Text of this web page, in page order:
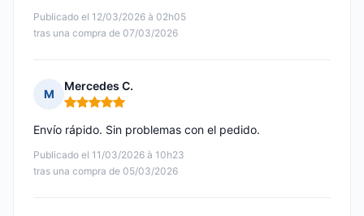
Publicado el 12/03/2026 à 02h05
tras una compra de 07/03/2026
M
Mercedes C.
Nota: 5 de 5
Publicado el 11/03/2026 à 10h23
tras una compra de 05/03/2026
Envío rápido. Sin problemas con el pedido.